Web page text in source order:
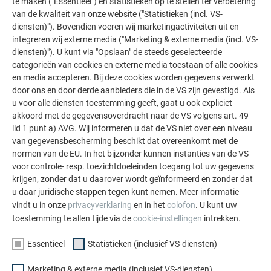
Overzicht plaatsing in de randgebieden
OPMERKING
e = b of 2*h (de kleinere waarde is bepalend) – afstand
heeft betrekking op het basisoppervlak
b = afmeting dwars op de wind
h = grootste gebouwhoogte
van de kwaliteit van onze website ("Statistieken (incl. VS-
diensten)"). Bovendien voeren wij marketingactiviteiten uit en
integreren wij externe media ("Marketing & externe media (incl. VS-
diensten)"). U kunt via "Opslaan" de steeds geselecteerde
categorieën van cookies en externe media toestaan of alle cookies
en media accepteren. Bij deze cookies worden gegevens verwerkt
door ons en door derde aanbieders die in de VS zijn gevestigd. Als
u voor alle diensten toestemming geeft, gaat u ook expliciet
akkoord met de gegevensoverdracht naar de VS volgens art. 49
lid 1 punt a) AVG. Wij informeren u dat de VS niet over een niveau
van gegevensbescherming beschikt dat overeenkomt met de
normen van de EU. In het bijzonder kunnen instanties van de VS
voor controle- resp. toezichtdoeleinden toegang tot uw gegevens
krijgen, zonder dat u daarover wordt geïnformeerd en zonder dat
u daar juridische stappen tegen kunt nemen. Meer informatie
vindt u in onze privacyverklaring en in het colofon. U kunt uw
toestemming te allen tijde via decookie-instellingen intrekken.
Essentieel Statistieken (inclusief VS-diensten)